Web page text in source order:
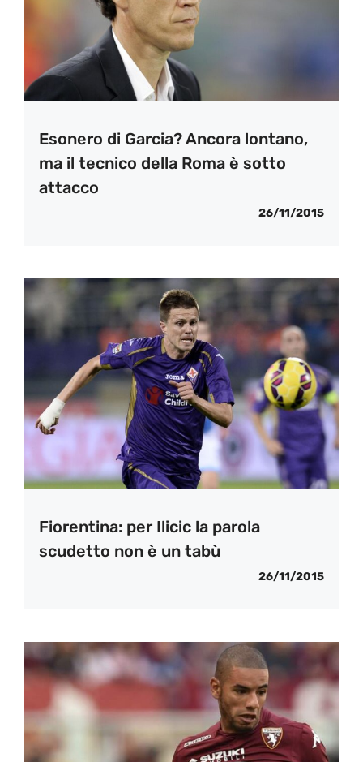
Esonero di Garcia? Ancora lontano,
ma il tecnico della Roma è sotto
attacco
26/11/2015
Fiorentina: per Ilicic la parola
scudetto non è un tabù
26/11/2015